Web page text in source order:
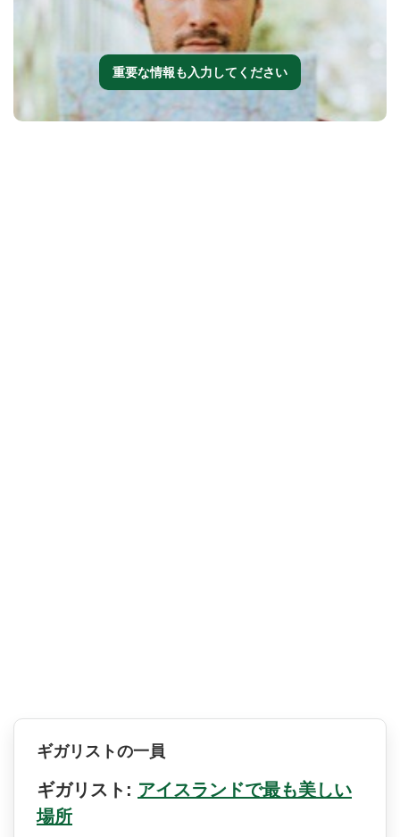
重要な情報も入力してください
ギガリストの一員
ギガリスト: アイスランドで最も美しい
場所